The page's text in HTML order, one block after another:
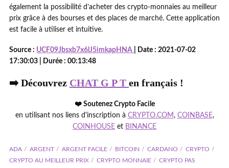
également la possibilité d’acheter des crypto-monnaies au meilleur
prix grâce à des bourses et des places de marché. Cette application
est facile à utiliser et intuitive.
Source : UCF09Jbsxb7x6lJ5imkapHNA
| Date : 2021-07-02
17:30:03 | Durée : 00:13:48
➡️ Découvrez CHAT G P T en français !
❤️ Soutenez Crypto Facile
en utilisant nos liens d'inscription à CRYPTO.COM, COINBASE,
COINHOUSE et BINANCE
ADA ARGENT ARGENT FACILE BITCOIN CARDANO
CRYPTO
CRYPTO AU MEILLEUR PRIX
CRYPTO MONNAIE
CRYPTO PAS